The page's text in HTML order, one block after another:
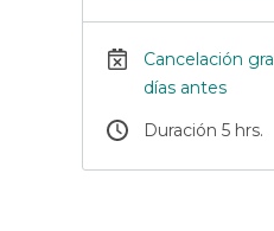
Cancelación
días antes
Duración 5 hrs.